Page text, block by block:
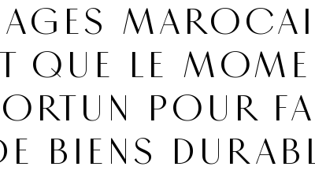
QUE LE
POUR
BIENS